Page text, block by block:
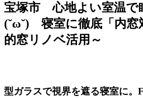
宝塚市 心地よい室温で
(˘ω˘) 寝室に徹底「内窓
的窓リノベ活用～
型ガラスで視界を遮る寝室に。